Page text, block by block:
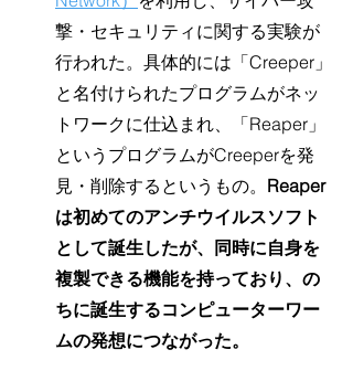
撃・セキュリティに関する実験が
行われた。具体的には「Creeper」
と名付けられたプログラムがネッ
トワークに仕込まれ、「Reaper」
というプログラムがCreeperを発
見・削除するというもの。 Reaper
は初めてのアンチウイルスソフト
として誕生したが、同時に自身を
複製できる機能を持っており、の
ちに誕生するコンピューターワー
ムの発想につながった。